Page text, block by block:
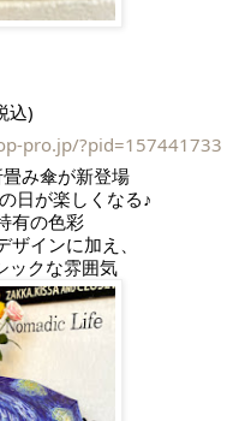
込)
pro.jp/?pid=157441733
み傘が新登場
日が楽しくなる♪
有の色彩
インに加え、
ックな雰囲気